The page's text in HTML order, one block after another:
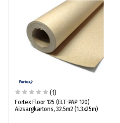
(1)
Fortex Floor 125 (ELT-PAP 120)
Aizsargkartons, 32.5m2 (1.3x25m)